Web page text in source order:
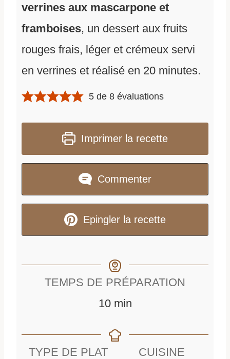
verrines aux mascarpone et
framboises, un dessert aux fruits
rouges frais, léger et crémeux servi
en verrines et réalisé en 20 minutes.
5 de8 évaluations
Imprimer la recette
Commenter
Epingler la recette
TEMPS DE PRÉPARATION
10m
n
min
TYPE DE PLAT
CUISINE